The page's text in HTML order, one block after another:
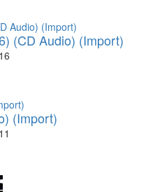
(CD Audio) (Import)
(Import)